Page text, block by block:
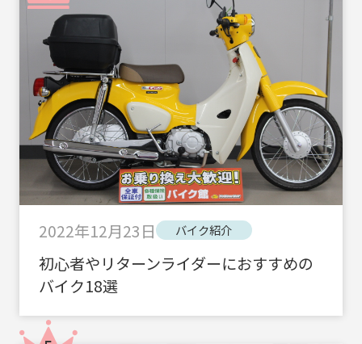
2022年12月23日 バイク紹介
初心者やリターンライダーにおすすめの
バイク18選